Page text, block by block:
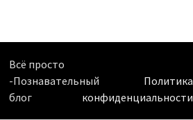
Всё просто
-Познавательный
блог
Политика
конфиденциальности